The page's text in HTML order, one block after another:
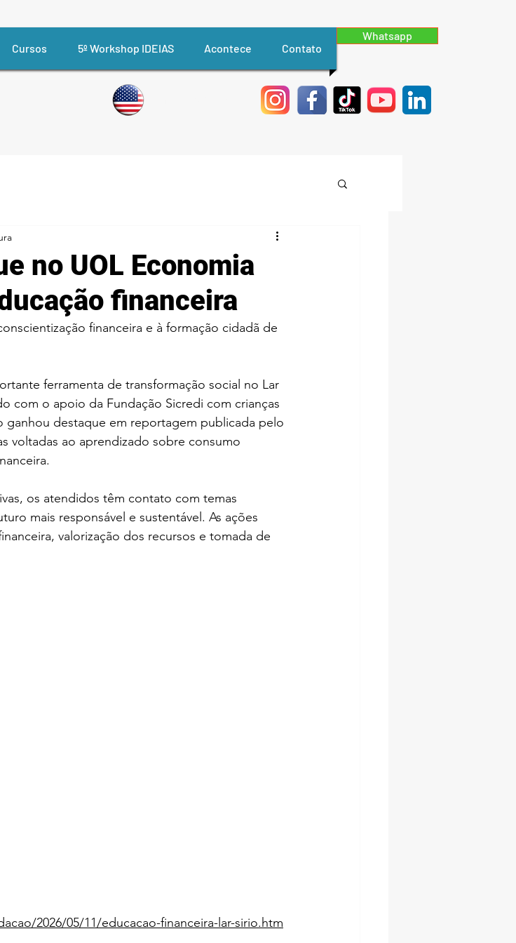
Cursos 5º Workshop IDEIAS Acontece Contato
Whatsapp
no UOL Economia
financeira
financeira e à formação cidadã de
ferramenta de transformação social no Lar
com o apoio da Fundação Sicredi com crianças
ganhou destaque em reportagem publicada pelo
voltadas ao aprendizado sobre consumo
os atendidos têm contato com temas
mais responsável e sustentável. As ações
valorização dos recursos e tomada de
2026/05/11/educacao-financeira-lar-sirio.htm